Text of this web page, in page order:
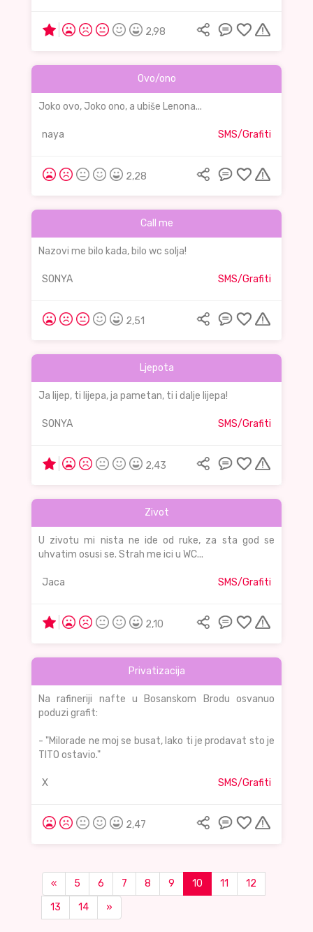
2,98
Ovo/ono
Joko ovo, Joko ono, a ubiše Lenona...
naya SMS/Grafiti
2,28
Call me
Nazovi me bilo kada, bilo wc solja!
SONYA SMS/Grafiti
2,51
Ljepota
Ja lijep, ti lijepa, ja pametan, ti i dalje lijepa!
SONYA SMS/Grafiti
2,43
Zivot
U zivotu mi nista ne ide od ruke, za sta god se
uhvatim osusi se. Strah me ici u WC...
Jaca SMS/Grafiti
2,10
Privatizacija
Na rafineriji nafte u Bosanskom Brodu osvanuo
poduzi grafit:
- "Milorade ne moj se busat, lako ti je prodavat sto je
TITO ostavio."
X SMS/Grafiti
2,47
« 5 6 7 8 9 10 11
12
13
14 »